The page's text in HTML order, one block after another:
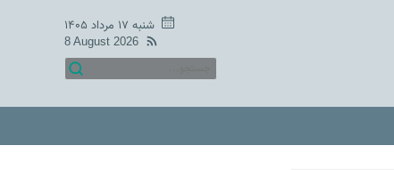
شنبه ۱۷ مرداد ۱۴۰۵
8 August 2026